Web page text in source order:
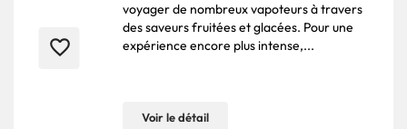
favorite_border
voyager de nombreux vapoteurs à travers
des saveurs fruitées et glacées. Pour une
expérience encore plus intense,...
Voir le détail